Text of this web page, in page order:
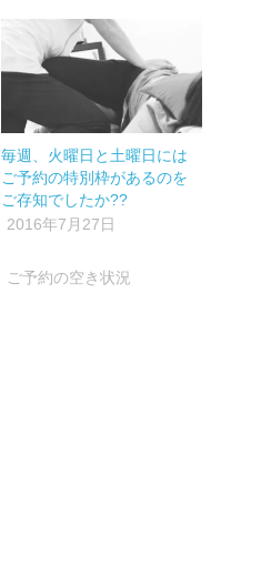
毎週、火曜日と土曜日には
ご予約の特別枠があるのを
ご存知でしたか??
2016年7月27日
ご予約の空き状況